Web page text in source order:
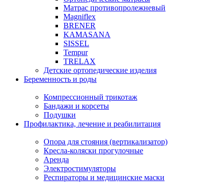
Матрас противопролежневый
Magniflex
BRENER
KAMASANA
SISSEL
Tempur
TRELAX
Детские ортопедические изделия
Беременность и роды
Компрессионный трикотаж
Бандажи и корсеты
Подушки
Профилактика, лечение и реабилитация
Опора для стояния (вертикализатор)
Кресла-коляски прогулочные
Аренда
Электростимуляторы
Респираторы и медицинские маски